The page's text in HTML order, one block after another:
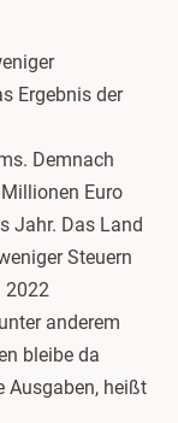
Ergebnis der
Demnach
Euro
Jahr. Das Land
Steuern
2022
anderem
bleibe da
Ausgaben, heißt